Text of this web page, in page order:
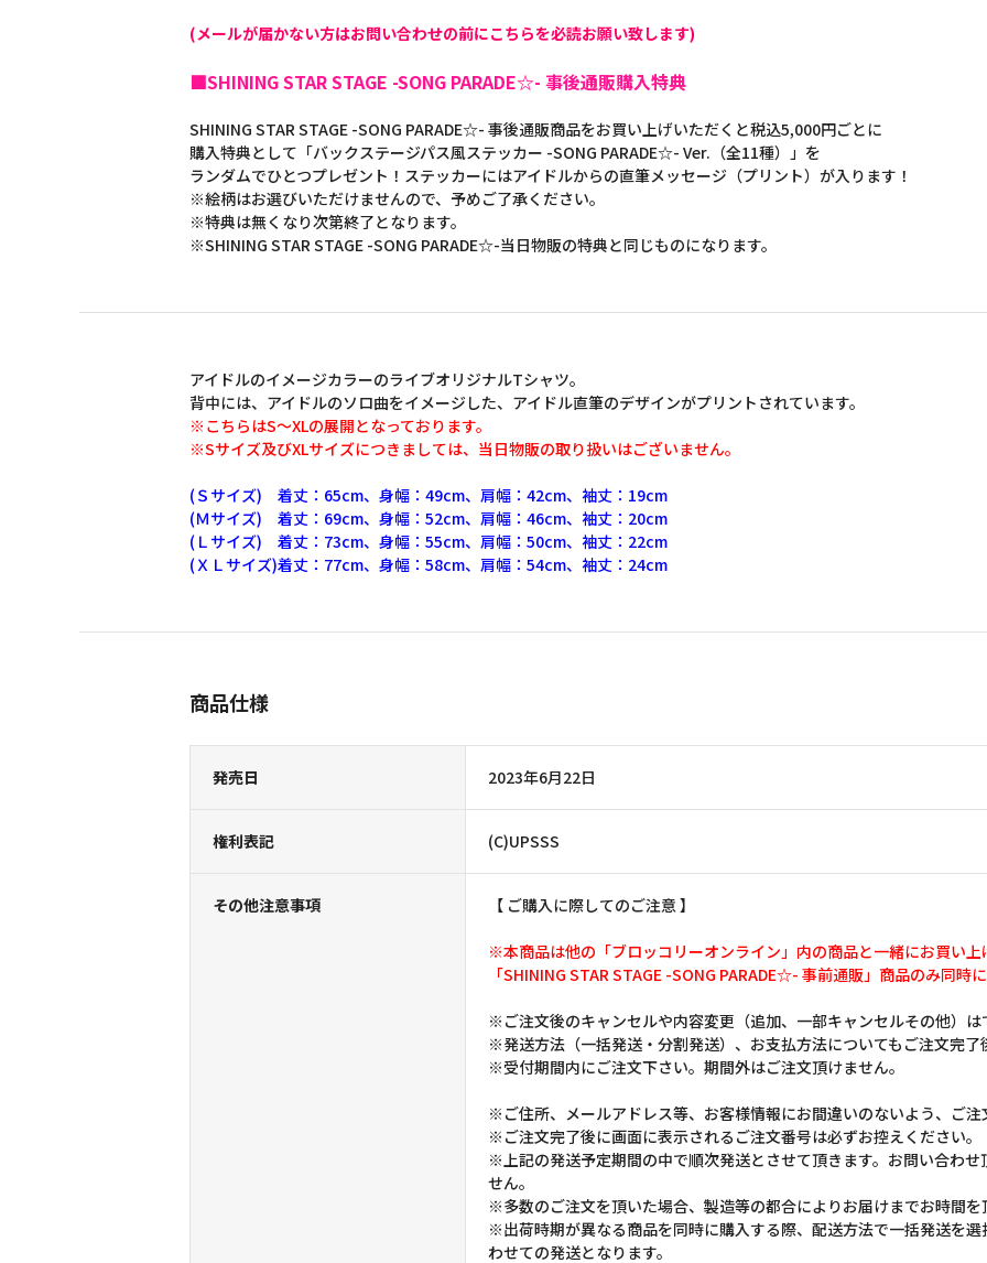
(メールが届かない方はお問い合わせの前にこちらを必読お願い致します)
■SHINING STAR STAGE -SONG PARADE☆- 事後通販購入特典
SHINING STAR STAGE -SONG PARADE☆- 事後通販商品をお買い上げいただくと税込5,000円ごとに
購入特典として「バックステージパス風ステッカー -SONG PARADE☆- Ver.（全11種）」を
ランダムでひとつプレゼント！ステッカーにはアイドルからの直筆メッセージ（プリント）が入ります！
※絵柄はお選びいただけませんので、予めご了承ください。
※特典は無くなり次第終了となります。
※SHINING STAR STAGE -SONG PARADE☆-当日物販の特典と同じものになります。
アイドルのイメージカラーのライブオリジナルTシャツ。
背中には、アイドルのソロ曲をイメージした、アイドル直筆のデザインがプリントされています。
※こちらはS～XLの展開となっております。
※Sサイズ及びXLサイズにつきましては、当日物販の取り扱いはございません。
(Ｓサイズ) 着丈：65cm、身幅：49cm、肩幅：42cm、袖丈：19cm
(Ｍサイズ) 着丈：69cm、身幅：52cm、肩幅：46cm、袖丈：20cm
(Ｌサイズ) 着丈：73cm、身幅：55cm、肩幅：50cm、袖丈：22cm
(ＸＬサイズ)着丈：77cm、身幅：58cm、肩幅：54cm、袖丈：24cm
商品仕様
発売日 2023年6月22日
権利表記 (C)UPSSS
その他注意事項 【 ご購入に際してのご注意 】
※本商品は他の「ブロッコリーオンライン」内の商品と一緒にお買い上
「SHINING STAR STAGE -SONG PARADE☆- 事前通販」商品のみ同時
※ご注文後のキャンセルや内容変更（追加、一部キャンセルその他）は
※発送方法（一括発送・分割発送）、お支払方法についてもご注文完了
※受付期間内にご注文下さい。期間外はご注文頂けません。
※ご住所、メールアドレス等、お客様情報にお間違いのないよう、ご注
※ご注文完了後に画面に表示されるご注文番号は必ずお控えください。
※上記の発送予定期間の中で順次発送とさせて頂きます。お問い合わ
せん。
※多数のご注文を頂いた場合、製造等の都合によりお届けまでお時間を
※出荷時期が異なる商品を同時に購入する際、配送方法で一括発送を
わせての発送となります。